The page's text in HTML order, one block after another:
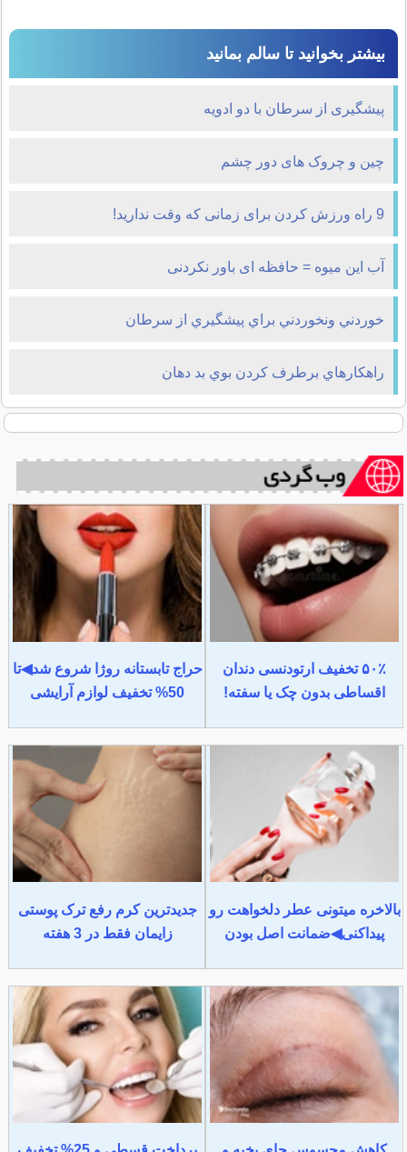
بیشتر بخوانید تا سالم بمانید
پیشگیری از سرطان با دو ادویه
چین و چروک های دور چشم
9 راه ورزش کردن برای زمانی که وقت ندارید!
آب این میوه = حافظه ای باور نکردنی
خوردني‌ ونخوردني‌ براي پيشگيري از سرطان
راهكارهاي برطرف كردن بوي بد دهان
۵۰٪ تخفیف ارتودنسی دندان
اقساطی بدون چک یا سفته!
حراج تابستانه روژا شروع شد◀تا
50% تخفیف لوازم آرایشی
بالاخره میتونی عطر دلخواهت رو
پیداکنی◀ضمانت اصل بودن
جدیدترین کرم رفع ترک پوستی
زایمان فقط در 3 هفته